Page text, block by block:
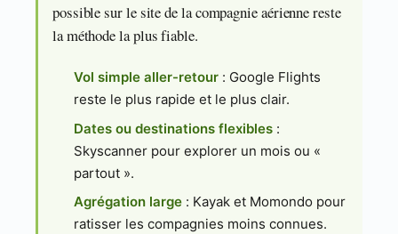
possible sur le site de la compagnie aérienne reste
la méthode la plus fiable.
Vol simple aller-retour : Google Flights
reste le plus rapide et le plus clair.
Dates ou destinations flexibles :
Skyscanner pour explorer un mois ou «
partout ».
Agrégation large : Kayak et Momondo pour
ratisser les compagnies moins connues.